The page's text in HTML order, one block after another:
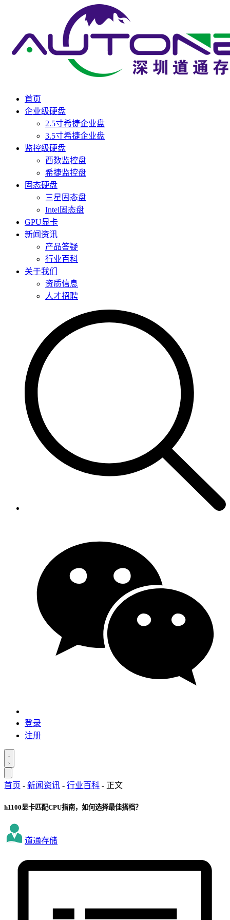
首页
企业级硬盘
2.5寸希捷企业盘
3.5寸希捷企业盘
监控级硬盘
西数监控盘
希捷监控盘
固态硬盘
三星固态盘
Intel固态盘
GPU显卡
新闻资讯
产品答疑
行业百科
关于我们
资质信息
人才招聘
登录
注册
首页 - 新闻资讯 - 行业百科 - 正文
h1100显卡匹配CPU指南，如何选择最佳搭档？
道通存储